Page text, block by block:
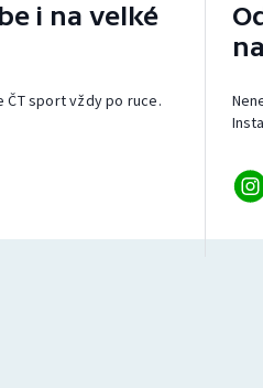
i na velké
ČT sport vždy po ruce.